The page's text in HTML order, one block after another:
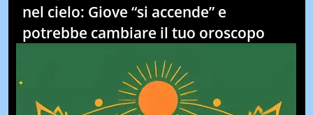
WOW
POP
QUIZ
nel cielo: Giove “si accende” e
potrebbe cambiare il tuo oroscopo